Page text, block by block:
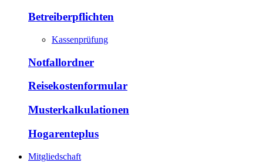
Betreiberpflichten
Kassenprüfung
Notfallordner
Reisekostenformular
Musterkalkulationen
Hogarenteplus
Mitgliedschaft